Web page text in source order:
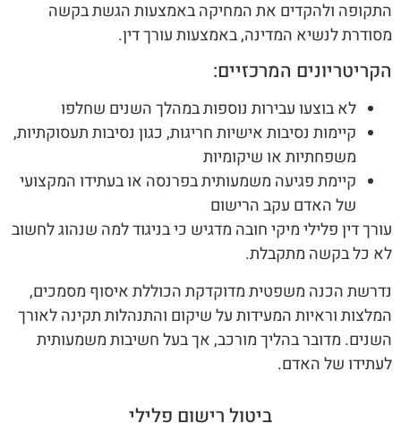
התקופה ולהקדים את המחיקה באמצעות הגשת בקשה
מסודרת לנשיא המדינה, באמצעות עורך דין.
הקריטריונים המרכזיים:
לא בוצעו עבירות נוספות במהלך השנים שחלפו
קיימות נסיבות אישיות חריגות, כגון נסיבות תעסוקתיות,
משפחתיות או שיקומיות
קיימת פגיעה משמעותית בפרנסה או בעתידו המקצועי
של האדם עקב הרישום
עורך דין פלילי מיקי חובה מדגיש כי בניגוד למה שנהוג לחשוב
לא כל בקשה מתקבלת.
נדרשת הכנה משפטית מדוקדקת הכוללת איסוף מסמכים,
המלצות וראיות המעידות על שיקום והתנהלות תקינה לאורך
השנים. מדובר בהליך מורכב, אך בעל חשיבות משמעותית
לעתידו של האדם.
ביטול רישום פלילי